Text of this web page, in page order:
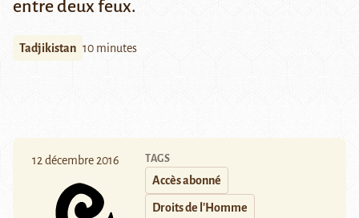
entre deux feux.
Tadjikistan 10 minutes
12 décembre 2016 TAGS
Accès abonné
Droits de l'Homme